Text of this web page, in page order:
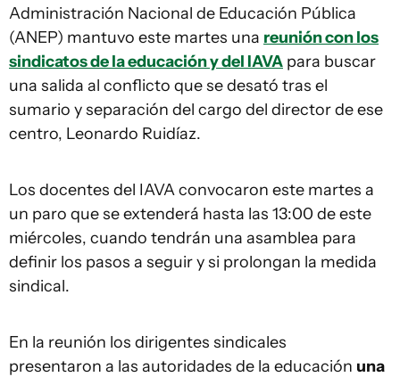
Administración Nacional de Educación Pública
(ANEP) mantuvo este martes una reunión con los
sindicatos de la educación y del IAVA para buscar
una salida al conflicto que se desató tras el
sumario y separación del cargo del director de ese
centro, Leonardo Ruidíaz.
Los docentes del IAVA convocaron este martes a
un paro que se extenderá hasta las 13:00 de este
miércoles, cuando tendrán una asamblea para
definir los pasos a seguir y si prolongan la medida
sindical.
En la reunión los dirigentes sindicales
presentaron a las autoridades de la educación una